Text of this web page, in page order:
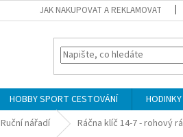
JAK NAKUPOVAT A REKLAMOVAT
HOBBY SPORT CESTOVÁNÍ
Ruční nářadí Ráčna klíč 14-7 - rohový